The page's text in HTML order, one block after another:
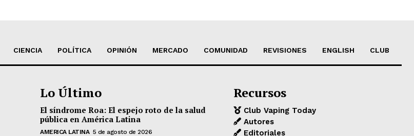
CIENCIA POLÍTICA OPINIÓN MERCADO COMUNIDAD REVISIONES ENGLISH CLUB
Lo Último
El síndrome Roa: El espejo roto de la salud
pública en América Latina
AMERICA LATINA 5 de agosto de 2026
Recursos
Club Vaping Today
Autores
Editoriales